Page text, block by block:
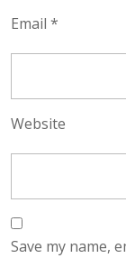
Email *
Website
Save my name,